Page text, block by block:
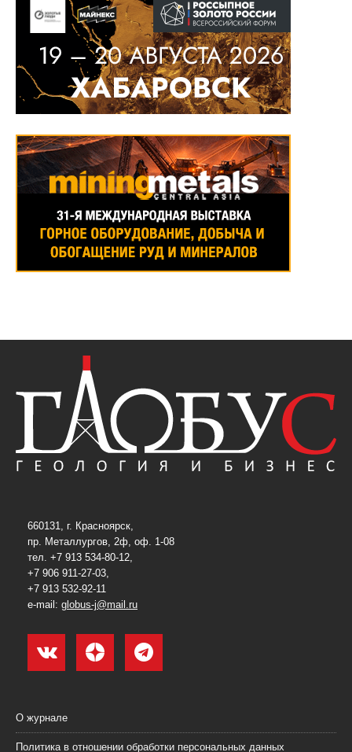
660131, г. Красноярск,
пр. Металлургов, 2ф, оф. 1-08
тел. +7 913 534-80-12,
+7 906 911-27-03,
+7 913 532-92-11
e-mail: globus-j@mail.ru
О журнале
Политика в отношении обработки персональных данных